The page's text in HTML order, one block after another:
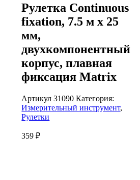
Рулетка Continuous
fixation, 7.5 м х 25
мм,
двухкомпонентный
корпус, плавная
фиксация Matrix
Артикул31090Категория:
Измерительный инструмент,
Рулетки
359₽